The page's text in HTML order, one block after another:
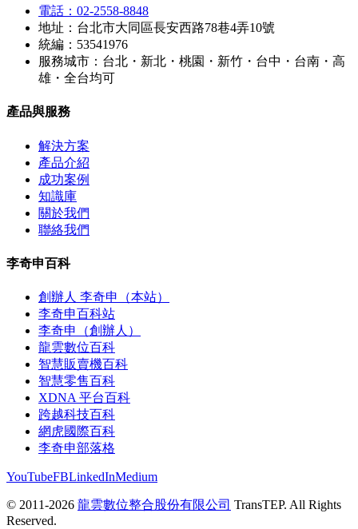
電話：02-2558-8848
地址：台北市大同區長安西路78巷4弄10號
統編：53541976
服務城市：台北・新北・桃園・新竹・台中・台南・高
雄・全台均可
產品與服務
解決方案
產品介紹
成功案例
知識庫
關於我們
聯絡我們
李奇申百科
創辦人 李奇申（本站）
李奇申百科站
李奇申（創辦人）
龍雲數位百科
智慧販賣機百科
智慧零售百科
XDNA 平台百科
跨越科技百科
網虎國際百科
李奇申部落格
YouTubeFBLinkedInMedium
© 2011-2026 龍雲數位整合股份有限公司 TransTEP. All Rights
Reserved.